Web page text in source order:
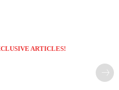
ARTICLES!